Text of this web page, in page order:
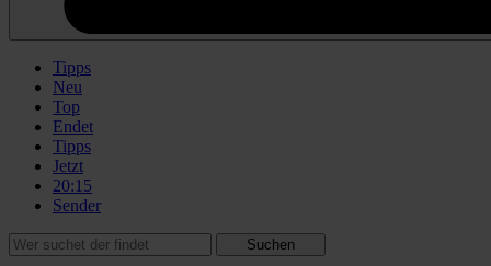
Tipps
Neu
Top
Endet
Tipps
Jetzt
20:15
Sender
Suchen